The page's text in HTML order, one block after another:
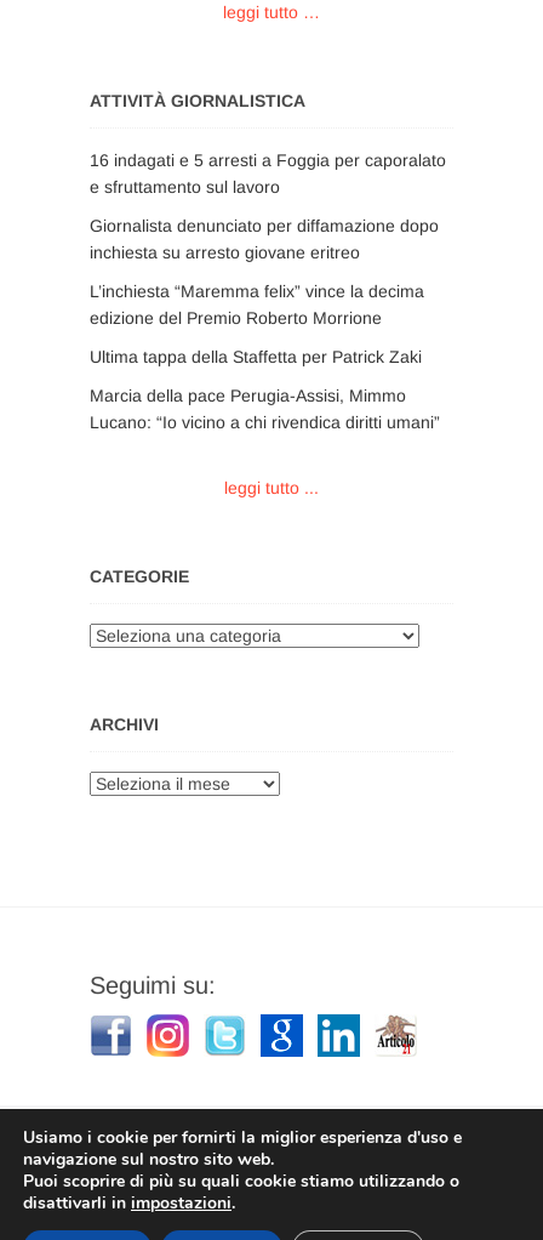
leggi tutto …
ATTIVITÀ GIORNALISTICA
16 indagati e 5 arresti a Foggia per caporalato
e sfruttamento sul lavoro
Giornalista denunciato per diffamazione dopo
inchiesta su arresto giovane eritreo
L’inchiesta “Maremma felix” vince la decima
edizione del Premio Roberto Morrione
Ultima tappa della Staffetta per Patrick Zaki
Marcia della pace Perugia-Assisi, Mimmo
Lucano: “Io vicino a chi rivendica diritti umani”
leggi tutto ...
CATEGORIE
Categorie
ARCHIVI
Archivi
Seguimi su:
Stefano Corradino
Usiamo i cookie per fornirti la miglior esperienza d'uso e
navigazione sul nostro sito web.
Puoi scoprire di più su quali cookie stiamo utilizzando o
disattivarli in impostazioni.